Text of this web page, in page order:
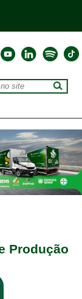
Produção